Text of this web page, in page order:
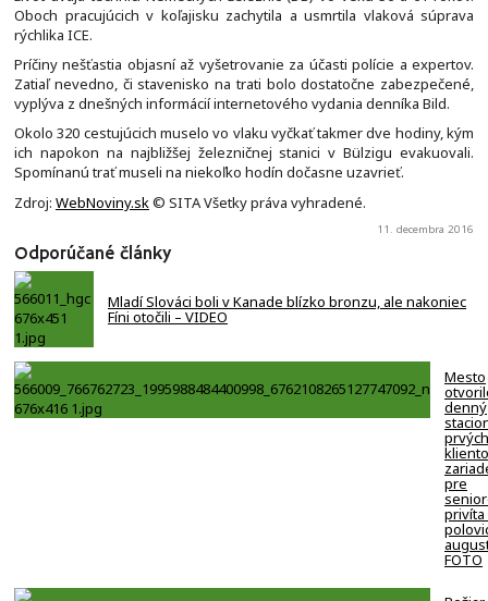
Oboch pracujúcich v koľajisku zachytila a usmrtila vlaková súprava
rýchlika ICE.
Príčiny nešťastia objasní až vyšetrovanie za účasti polície a expertov.
Zatiaľ nevedno, či stavenisko na trati bolo dostatočne zabezpečené,
vyplýva z dnešných informácií internetového vydania denníka Bild.
Okolo 320 cestujúcich muselo vo vlaku vyčkať takmer dve hodiny, kým
ich napokon na najbližšej železničnej stanici v Bülzigu evakuovali.
Spomínanú trať museli na niekoľko hodín dočasne uzavrieť.
Zdroj: WebNoviny.sk© SITA Všetky práva vyhradené.
11. decembra 2016
Odporúčané články
Mladí Slováci boli v Kanade blízko bronzu, ale nakoniec
Fíni otočili – VIDEO
Mesto
denný
prvých
pre
privíta
FOTO